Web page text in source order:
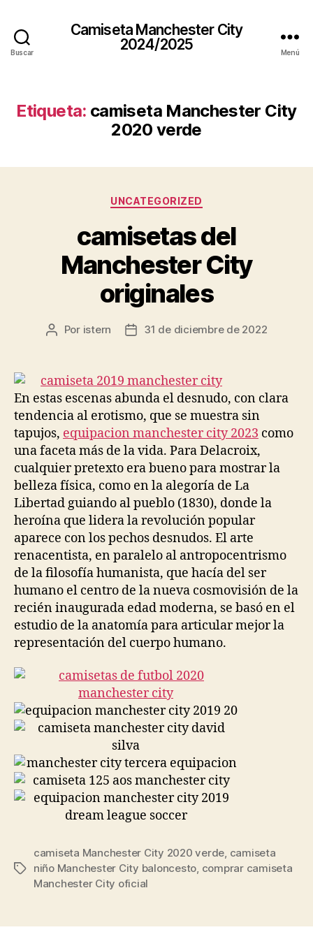
Buscar
Camiseta Manchester City
2024/2025
Menú
Etiqueta: camiseta Manchester City
2020 verde
Categorías
UNCATEGORIZED
camisetas del
Manchester City
originales
Autor
entrada
Por istern
Fecha
entrada
31 de diciembre de 2022
En estas escenas abunda el desnudo, con clara
tendencia al erotismo, que se muestra sin
tapujos, equipacion manchester city 2023 como
una faceta más de la vida. Para Delacroix,
cualquier pretexto era bueno para mostrar la
belleza física, como en la alegoría de La
Libertad guiando al pueblo (1830), donde la
heroína que lidera la revolución popular
aparece con los pechos desnudos. El arte
renacentista, en paralelo al antropocentrismo
de la filosofía humanista, que hacía del ser
humano el centro de la nueva cosmovisión de la
recién inaugurada edad moderna, se basó en el
estudio de la anatomía para articular mejor la
representación del cuerpo humano.
Etiquetas
camiseta Manchester City 2020 verde, camiseta
niño Manchester City baloncesto, comprar camiseta
Manchester City oficial